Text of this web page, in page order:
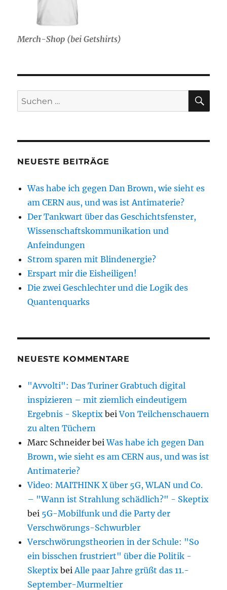
Merch-Shop (bei Getshirts)
Suche
nach:
NEUESTE BEITRÄGE
Was habe ich gegen Dan Brown, wie sieht es
am CERN aus, und was ist Antimaterie?
Der Tankwart über das Geschichtsfenster,
Wissenschaftskommunikation und
Anfeindungen
Strom sparen mit Blindenergie?
Erspart mir die Eisheiligen!
Die zwei Geschlechter und die Logik des
Quantenquarks
NEUESTE KOMMENTARE
"Avvolti": Das Turiner Grabtuch digital
inspizieren – mit ziemlich eindeutigem
Ergebnis - Skeptix beiVon Teilchenschauern
zu alten Tüchern
Marc Schneider beiWas habe ich gegen Dan
Brown, wie sieht es am CERN aus, und was ist
Antimaterie?
Video: MAITHINK X über 5G, WLAN und Co.
– "Wann ist Strahlung schädlich?" - Skeptix
bei 5G-Mobilfunk und die Party der
Verschwörungs-Schwurbler
Verschwörungstheorien in der Schule: "So
ein bisschen frustriert" über die Politik -
Skeptix bei Alle paar Jahre grüßt das 11.-
September-Murmeltier